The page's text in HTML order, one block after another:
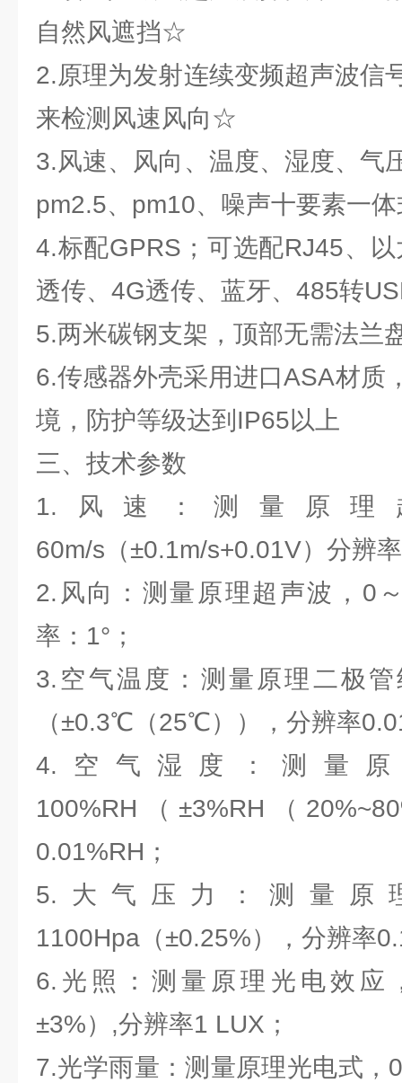
自然风遮挡☆
2.原理为发射连续变频超声波信
来检测风速风向☆
3.风速、风向、温度、湿度、气
pm2.5、pm10、噪声十要素一
4.标配GPRS；可选配RJ45、
透传、4G透传、蓝牙、485转
5.两米碳钢支架，顶部无需法兰
6.传感器外壳采用进口ASA材质
境，防护等级达到IP65以上
三、技术参数
1.风速：测量原理
60m/s（±0.1m/s+0.01V）分辨
2.风向：测量原理超声波，0
率：1°；
3.空气温度：测量原理二极
（±0.3℃（25℃）），分辨率
4.空气湿度：测量
100%RH（±3%RH（
0.01%RH；
5.大气压力：测量原
1100Hpa（±0.25%），分辨率
6.光照：测量原理光电效应
±3%）,分辨率1 LUX；
7.光学雨量：测量原理光电式，